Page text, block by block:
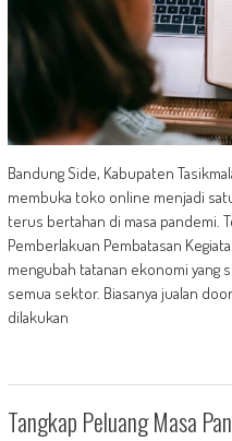
Bandung Side, Kabupaten
membuka toko online menjadi
terus bertahan di masa pandemi.
Pemberlakuan Pembatasan
mengubah tatanan ekonomi yang
semua sektor. Biasanya jualan
dilakukan
Tangkap Peluang Masa